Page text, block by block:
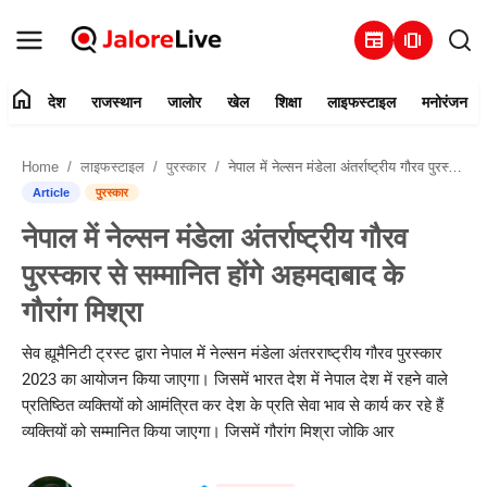
newspaper amp_stories
संपर्क करें
देश
राजस्थान
जालोर
खेल
home देश राजस्थान जालोर खेल शिक्षा लाइफस्टाइल मनोरंजन
Home लाइफस्टाइल पुरस्कार नेपाल में नेल्सन मंडेला अंतर्राष्ट्रीय गौरव पुरस्कार से सम्मानित होंगे अहमदाबाद के गौरांग मिश्रा
Article पुरस्कार
नेपाल में नेल्सन मंडेला अंतर्राष्ट्रीय गौरव
पुरस्कार से सम्मानित होंगे अहमदाबाद के
गौरांग मिश्रा
सेव ह्यूमैनिटी ट्रस्ट द्वारा नेपाल में नेल्सन मंडेला अंतरराष्ट्रीय गौरव पुरस्कार
2023 का आयोजन किया जाएगा। जिसमें भारत देश में नेपाल देश में रहने वाले
प्रतिष्ठित व्यक्तियों को आमंत्रित कर देश के प्रति सेवा भाव से कार्य कर रहे हैं
व्यक्तियों को सम्मानित किया जाएगा। जिसमें गौरांग मिश्रा जोकि आर